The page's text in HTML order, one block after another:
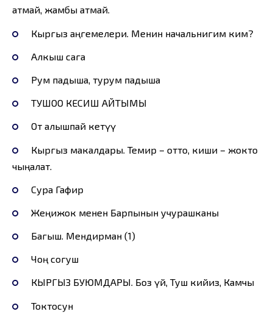
атмай, жамбы атмай.
Кыргыз аңгемелери. Менин начальнигим ким?
Алкыш сага
Рум падыша, турум падыша
ТУШОО КЕСИШ АЙТЫМЫ
От алышпай кетүү
Кыргыз макалдары. Темир – отто, киши – жокто
чыңалат.
Сура Гафир
Жеңижок менен Барпынын учурашканы
Багыш. Мендирман (1)
Чоң согуш
КЫРГЫЗ БУЮМДАРЫ. Боз үй, Туш кийиз, Камчы
Токтосун